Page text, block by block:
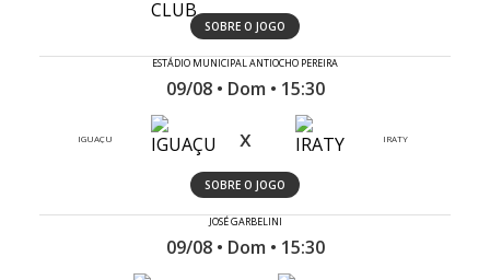
SOBRE O JOGO
ESTÁDIO MUNICIPAL ANTIOCHO PEREIRA
09/08 • Dom • 15:30
IGUAÇU x IRATY
SOBRE O JOGO
JOSÉ GARBELINI
09/08 • Dom • 15:30